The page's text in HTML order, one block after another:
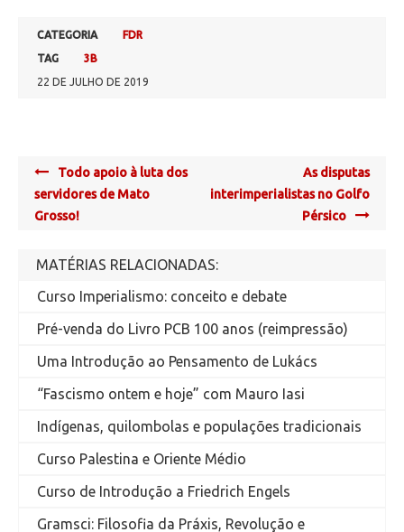
CATEGORIA
FDR
TAG
3B
22 DE JULHO DE 2019
Post
navigation
Todo apoio à luta dos
servidores de Mato
Grosso!
As disputas
interimperialistas no Golfo
Pérsico
MATÉRIAS RELACIONADAS:
Curso Imperialismo: conceito e debate
Pré-venda do Livro PCB 100 anos (reimpressão)
Uma Introdução ao Pensamento de Lukács
“Fascismo ontem e hoje” com Mauro Iasi
Indígenas, quilombolas e populações tradicionais
Curso Palestina e Oriente Médio
Curso de Introdução a Friedrich Engels
Gramsci: Filosofia da Práxis, Revolução e